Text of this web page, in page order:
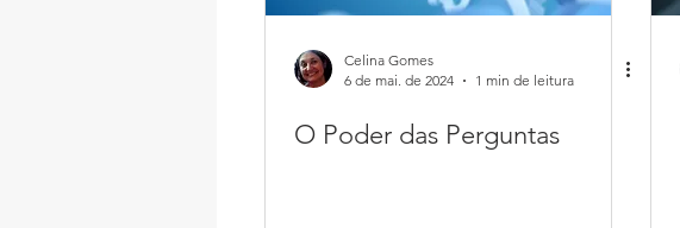
Celina Gomes
6 de mai. de 2024
1 min de leitura
O Poder das Perguntas